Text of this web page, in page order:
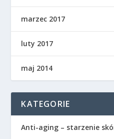
marzec 2017
luty 2017
maj 2014
KATEGORIE
Anti-aging – starzenie